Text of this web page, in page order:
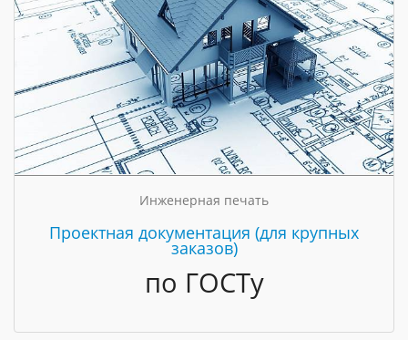
Инженерная печать
Проектная документация (для крупных
заказов)
по ГОСТу